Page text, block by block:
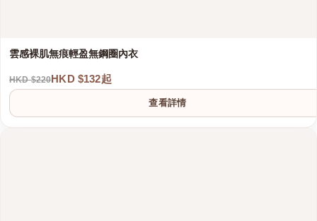
雲感裸肌無痕輕盈無鋼圈內衣
HKD $220HKD $132起
查看詳情